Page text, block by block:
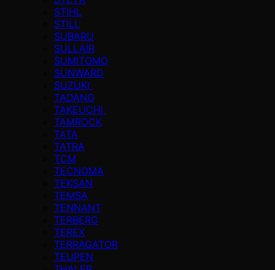
STIHL
STILL
SUBARU
SULLAIR
SUMITOMO
SUNWARD
SUZUKI
TADANO
TAKEUCHI
TAMROCK
TATA
TATRA
TCM
TECNOMA
TEKSAN
TEMSA
TENNANT
TERBERG
TEREX
TERRAGATOR
TEUPEN